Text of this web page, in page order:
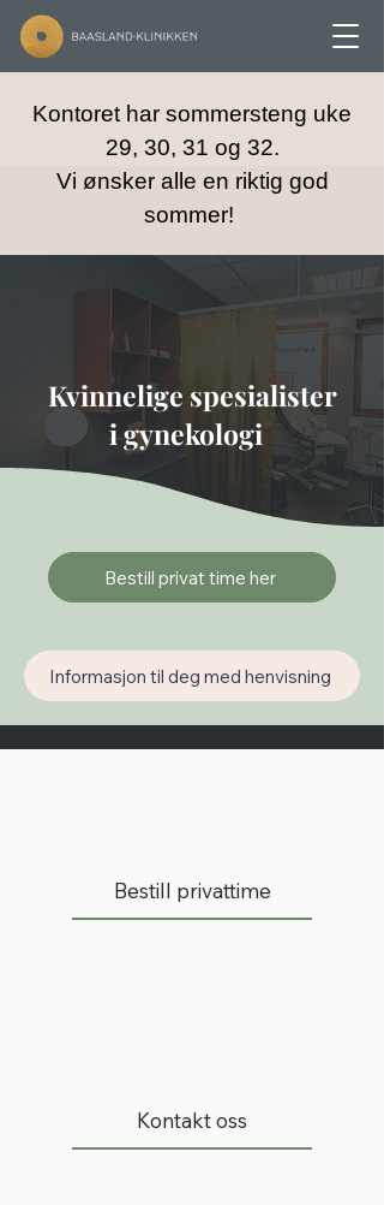
Kontoret har sommersteng uke
29, 30, 31 og 32.
Vi ønsker alle en riktig god
sommer!
Kvinnelige spesialister
i gynekologi
Bestill privat time her
Informasjon til deg med henvisning
Bestill privattime
Kontakt oss